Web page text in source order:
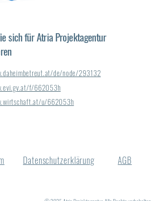
sich für Atria Projektagentur
de/node/293132
f/662053h
u/662053h
Datenschutzerklärung AGB